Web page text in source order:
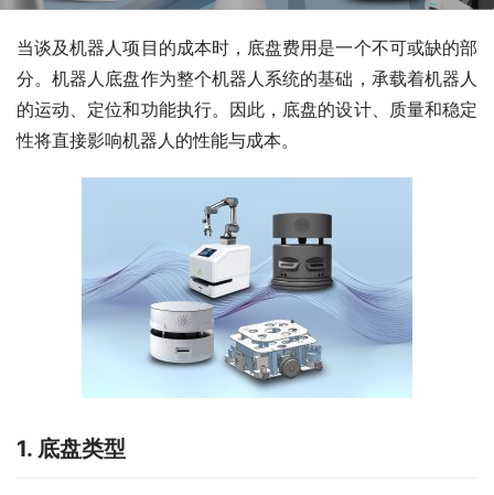
当谈及机器人项目的成本时，底盘费用是一个不可或缺的部
分。机器人底盘作为整个机器人系统的基础，承载着机器人
的运动、定位和功能执行。因此，底盘的设计、质量和稳定
性将直接影响机器人的性能与成本。
1. 底盘类型